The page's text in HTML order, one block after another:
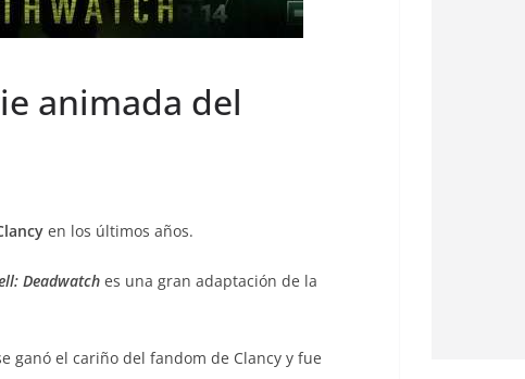
animada del
en los últimos años.
Deadwatch es una gran adaptación de la
ganó el cariño del fandom de Clancy y fue